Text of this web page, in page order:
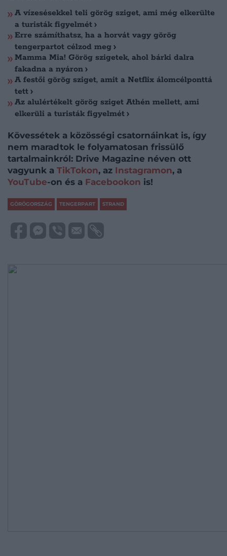
A vízesésekkel teli görög sziget, ami még elkerülte
a turisták figyelmét
Erre számíthatsz, ha a horvát vagy görög
tengerpartot célzod meg
Mamma Mia! Görög szigetek, ahol bárki dalra
fakadna a nyáron
A festői görög sziget, amit a Netflix álomcélponttá
tett
Az alulértékelt görög sziget Athén mellett, ami
elkerüli a turisták figyelmét
Kövessétek a közösségi csatornáinkat is, így
nem maradtok le folyamatosan frissülő
tartalmainkról: Drive Magazine néven ott
vagyunk a TikTokon, az Instagramon, a
YouTube-on és a Facebookon is!
GÖRÖGORSZÁG TENGERPART STRAND